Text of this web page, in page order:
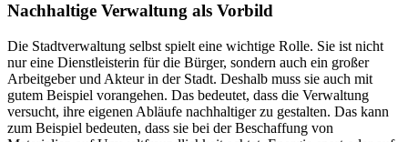
Nachhaltige Verwaltung als Vorbild
Die Stadtverwaltung selbst spielt eine wichtige Rolle. Sie ist nicht
nur eine Dienstleisterin für die Bürger, sondern auch ein großer
Arbeitgeber und Akteur in der Stadt. Deshalb muss sie auch mit
gutem Beispiel vorangehen. Das bedeutet, dass die Verwaltung
versucht, ihre eigenen Abläufe nachhaltiger zu gestalten. Das kann
zum Beispiel bedeuten, dass sie bei der Beschaffung von